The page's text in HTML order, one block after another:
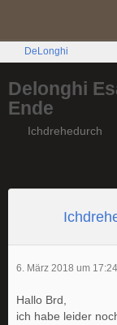
DeLonghi
Delonghi
Ende
Ichdrehedurch
6. März 2018 um 17:24
Hallo Brd,
ich habe leider